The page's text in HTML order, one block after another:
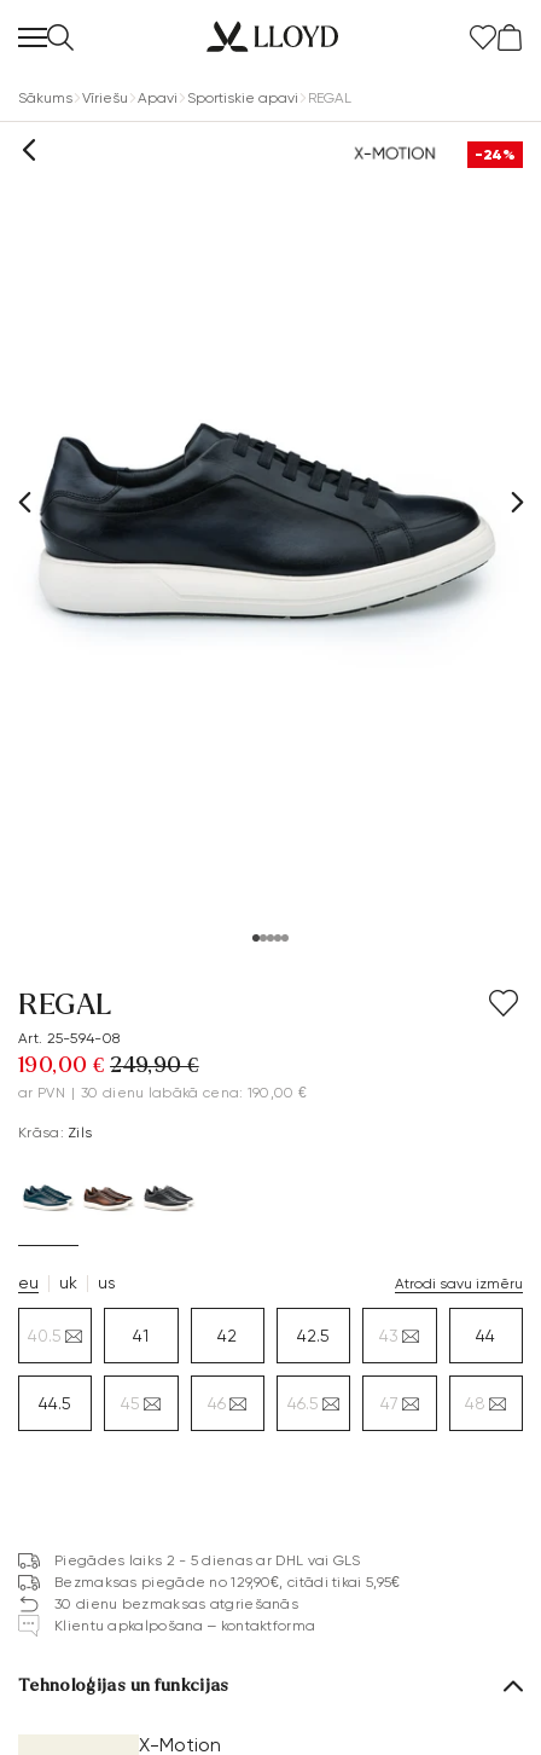
Sākums Vīriešu Apavi Sportiskie apavi REGAL
-24%
REGAL
Art. 25-594-08
190,00 € 249,90 €
ar PVN | 30 dienu labākā cena: 190,00 €
Krāsa: Zils
eu uk us Atrodi savu izmēru
40.5 41 42 42.5 43 44
44.5 45 46 46.5 47 48
Piegādes laiks 2 - 5 dienas ar DHL vai GLS
Bezmaksas piegāde no 129,90€, citādi tikai 5,95€
30 dienu bezmaksas atgriešanās
Klientu apkalpošana – kontaktforma
Tehnoloģijas un funkcijas
X-Motion